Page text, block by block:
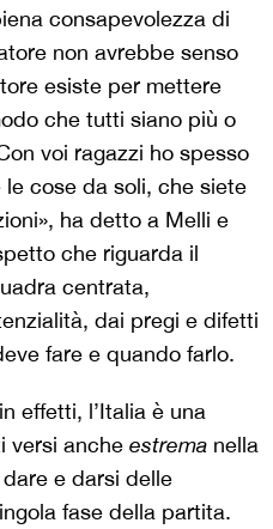
consapevolezza di
non avrebbe senso
esiste per mettere
che tutti siano più o
voi ragazzi ho spesso
cose da soli, che siete
ha detto a Melli e
che riguarda il
centrata,
dai pregi e difetti
fare e quando farlo.
effetti, l’Italia è una
versi anche estrema nella
e darsi delle
fase della partita.